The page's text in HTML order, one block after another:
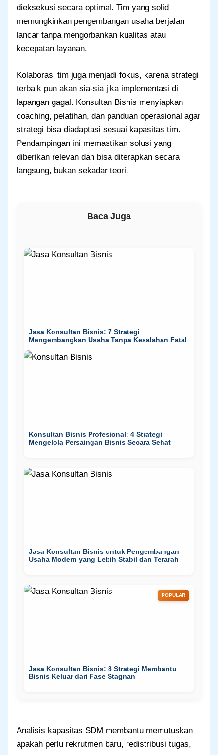
dieksekusi secara optimal. Tim yang solid
memungkinkan pengembangan usaha berjalan
lancar tanpa mengorbankan kualitas atau
kecepatan layanan.
Kolaborasi tim juga menjadi fokus, karena strategi
terbaik pun akan sia-sia jika implementasi di
lapangan gagal. Konsultan Bisnis menyiapkan
coaching, pelatihan, dan panduan operasional agar
strategi bisa diadaptasi sesuai kapasitas tim.
Pendampingan ini memastikan solusi yang
diberikan relevan dan bisa diterapkan secara
langsung, bukan sekadar teori.
Baca Juga
Jasa Konsultan Bisnis: 7 Strategi
Mengembangkan Usaha Tanpa Kesalahan Fatal
Konsultan Bisnis Profesional: 4 Strategi
Mengelola Persaingan Bisnis Secara Sehat
Jasa Konsultan Bisnis untuk Pengembangan
Usaha Modern yang Lebih Stabil dan Terarah
POPULAR
Jasa Konsultan Bisnis: 8 Strategi Membantu
Bisnis Keluar dari Fase Stagnan
Analisis kapasitas SDM membantu memutuskan
apakah perlu rekrutmen baru, redistribusi tugas,